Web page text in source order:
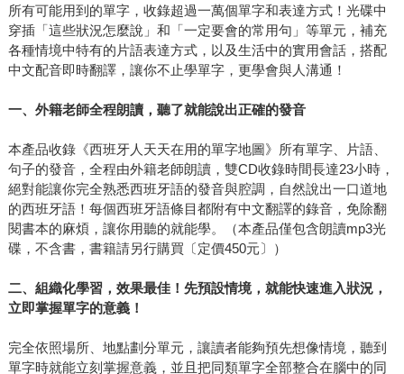
所有可能用到的單字，收錄超過一萬個單字和表達方式！光碟中
穿插「這些狀況怎麼說」和「一定要會的常用句」等單元，補充
各種情境中特有的片語表達方式，以及生活中的實用會話，搭配
中文配音即時翻譯，讓你不止學單字，更學會與人溝通！
一、外籍老師全程朗讀，聽了就能說出正確的發音
本產品收錄《西班牙人天天在用的單字地圖》所有單字、片語、
句子的發音，全程由外籍老師朗讀，雙CD收錄時間長達23小時，
絕對能讓你完全熟悉西班牙語的發音與腔調，自然說出一口道地
的西班牙語！每個西班牙語條目都附有中文翻譯的錄音，免除翻
閱書本的麻煩，讓你用聽的就能學。（本產品僅包含朗讀mp3光
碟，不含書，書籍請另行購買〔定價450元〕）
二、組織化學習，效果最佳！先預設情境，就能快速進入狀況，
立即掌握單字的意義！
完全依照場所、地點劃分單元，讓讀者能夠預先想像情境，聽到
單字時就能立刻掌握意義，並且把同類單字全部整合在腦中的同